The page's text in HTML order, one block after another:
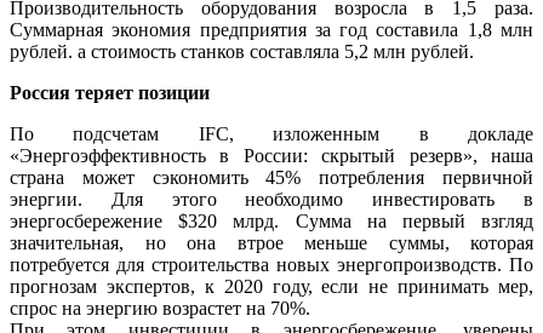
Производительность оборудования возросла в 1,5 раза.
Суммарная экономия предприятия за год составила 1,8 млн
рублей. а стоимость станков составляла 5,2 млн рублей.
Россия теряет позиции
По подсчетам IFC, изложенным в докладе
«Энергоэффективность в России: скрытый резерв», наша
страна может сэкономить 45% потребления первичной
энергии. Для этого необходимо инвестировать в
энергосбережение $320 млрд. Сумма на первый взгляд
значительная, но она втрое меньше суммы, которая
потребуется для строительства новых энергопроизводств. По
прогнозам экспертов, к 2020 году, если не принимать мер,
спрос на энергию возрастет на 70%.